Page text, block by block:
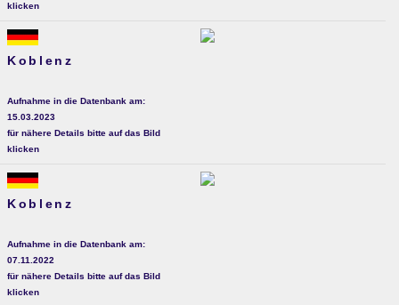
klicken
Koblenz
Aufnahme in die Datenbank am:
15.03.2023
für nähere Details bitte auf das Bild
klicken
Koblenz
Aufnahme in die Datenbank am:
07.11.2022
für nähere Details bitte auf das Bild
klicken